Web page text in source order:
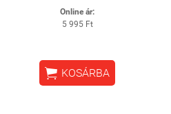
Online ár:
5 995 Ft
 KOSÁRBA